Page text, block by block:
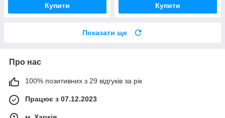
Купити Купити
Показати ще
Про нас
100% позитивних з 29 відгуків за рік
Працює з 07.12.2023